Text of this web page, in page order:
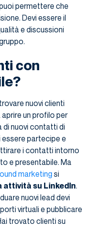
permettere che
Devi essere il
e discussioni
con
nuovi clienti
un profilo per
di nuovi contatti di
partecipe e
i contatti intorno
e presentabile. Ma
marketing si
attività su LinkedIn.
nuovi lead devi
virtuali e pubblicare
trovato clienti su